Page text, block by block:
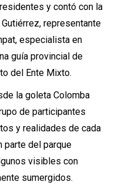
y contó con la
representante
especialista en
guía provincial de
del Ente Mixto.
la goleta Colomba
de participantes
y realidades de cada
parte del parque
visibles con
sumergidos.